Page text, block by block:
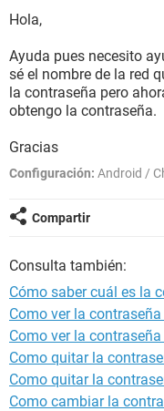
Hola,
Ayuda pues necesito
sé el nombre de la red
la contraseña pero
obtengo la contraseña.
Gracias
Configuración: Android /
Compartir
Consulta también:
Cómo saber cuál es la
Como ver la
Como ver la
Como quitar la
Como quitar la
Como cambiar la